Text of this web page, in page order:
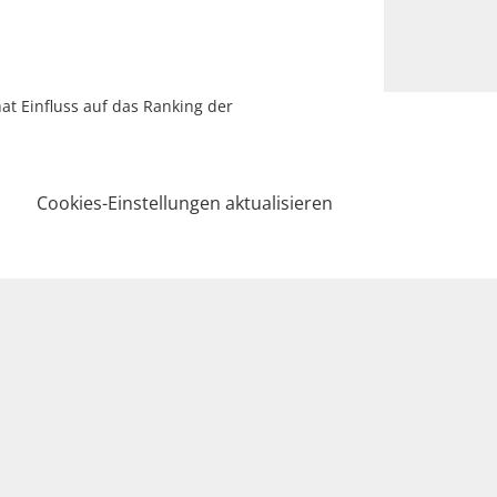
Einfluss auf das Ranking der
Cookies-Einstellungen aktualisieren